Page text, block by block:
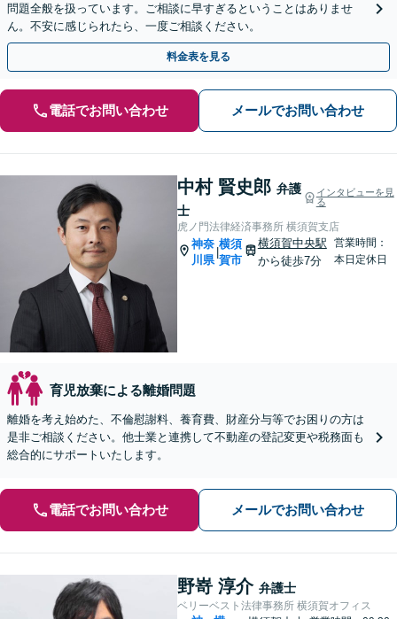
問題全般を扱っています。ご相談に早すぎるということはありませ
ん。不安に感じられたら、一度ご相談ください。
料金表を見る
電話でお問い合わせ メールでお問い合わせ
中村 賢史郎 弁護
士
インタビューを見
る
虎ノ門法律経済事務所 横須賀支店
神奈
川県
横須
賀市
横須賀中央駅
から徒歩7分
営業時間：
本日定休日
育児放棄による離婚問題
離婚を考え始めた、不倫慰謝料、養育費、財産分与等でお困りの方は
是非ご相談ください。他士業と連携して不動産の登記変更や税務面も
総合的にサポートいたします。
電話でお問い合わせ メールでお問い合わせ
野嵜 淳介 弁護士
ベリーベスト法律事務所 横須賀オフィス